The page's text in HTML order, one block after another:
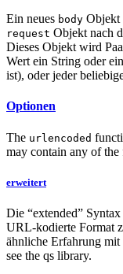
Ein neues body Objekt
request Objekt nach
Dieses Objekt wird
Wert ein String oder
ist), oder jeder
Optionen
The urlencoded
may contain any of
erweitert
Die “extended”
URL-kodierte Format
ähnliche Erfahrung
see the qs library.